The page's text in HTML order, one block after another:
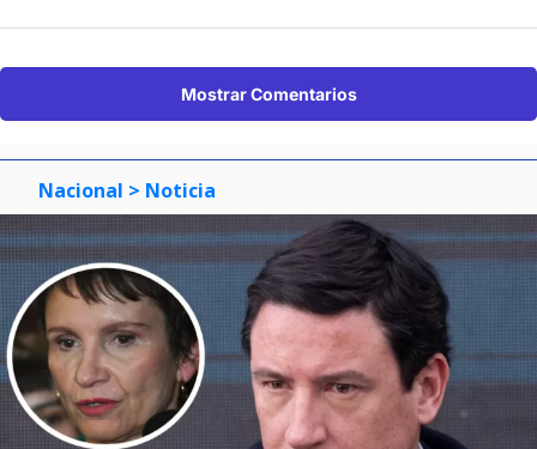
Mostrar Comentarios
Nacional > Noticia